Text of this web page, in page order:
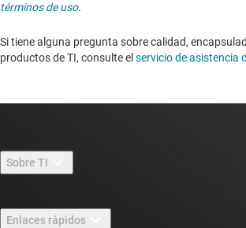
términos de uso.
Si tiene alguna pregunta sobre calidad,
productos de TI, consulte el servicio de asistencia
Sobre TI
Enlaces rápidos